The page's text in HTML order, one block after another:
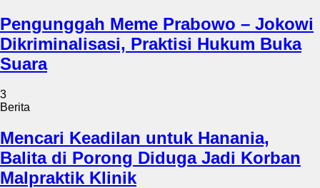
Pengunggah Meme Prabowo – Jokowi
Dikriminalisasi, Praktisi Hukum Buka
Suara
3
Berita
Mencari Keadilan untuk Hanania,
Balita di Porong Diduga Jadi Korban
Malpraktik Klinik